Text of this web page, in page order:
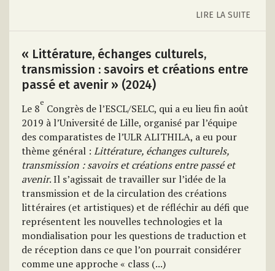
LIRE LA SUITE
« Littérature, échanges culturels,
transmission : savoirs et créations entre
passé et avenir » (2024)
Le 8e Congrès de l’ESCL/SELC, qui a eu lieu fin août
2019 à l’Université de Lille, organisé par l’équipe
des comparatistes de l’ULR ALITHILA, a eu pour
thème général : Littérature, échanges culturels,
transmission : savoirs et créations entre passé et
avenir. Il s’agissait de travailler sur l’idée de la
transmission et de la circulation des créations
littéraires (et artistiques) et de réfléchir au défi que
représentent les nouvelles technologies et la
mondialisation pour les questions de traduction et
de réception dans ce que l’on pourrait considérer
comme une approche « class (...)